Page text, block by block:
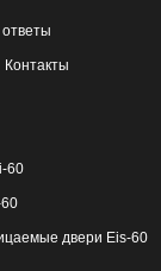
Контакты
60
двери Eis-60